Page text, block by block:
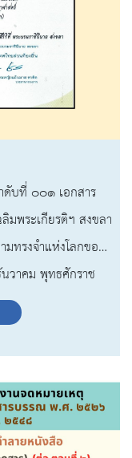
ดับที่ ๐๐๑ เอกสาร
มพระเกียรติฯ สงขลา
ทรงจำแห่งโลกของ
วาคม พุทธศักราช